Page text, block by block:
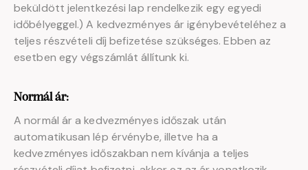
beküldött jelentkezési lap rendelkezik egy egyedi
időbélyeggel.) A kedvezményes ár igénybevételéhez a
teljes részvételi díj befizetése szükséges. Ebben az
esetben egy végszámlát állítunk ki.
Normál ár:
A normál ár a kedvezményes időszak után
automatikusan lép érvénybe, illetve ha a
kedvezményes időszakban nem kívánja a teljes